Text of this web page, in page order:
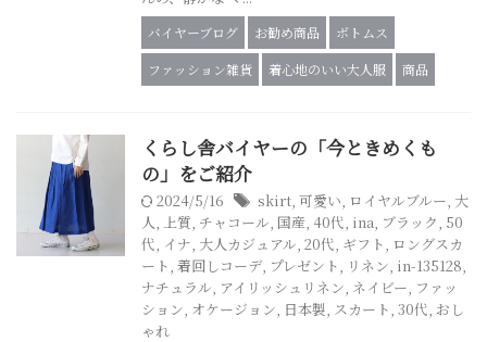
バイヤーブログ お勧め商品
ボトムス
ファッション雑貨
着心地のいい大人服 商品
くらし舎バイヤーの「今ときめくも
の」をご紹介
2024/5/16 skirt, 可愛い, ロイヤルブルー, 大
人, 上質, チャコール, 国産, 40代, ina, ブラック, 50
代, イナ, 大人カジュアル, 20代, ギフト, ロングスカ
ート, 着回しコーデ, プレゼント, リネン, in-135128,
ナチュラル, アイリッシュリネン, ネイビー, ファッ
ション, オケージョン, 日本製, スカート, 30代, おし
ゃれ